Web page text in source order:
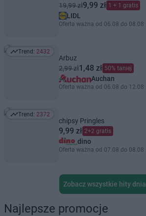
19,99 zł9,99 zł 1 + 1 gratis
LIDL
Oferta ważna od 06.08 do 08.08
Trend: 2432
Trend: 2432
Arbuz
2,99 zł1,48 zł 50% taniej
Auchan
Oferta ważna od 06.08 do 12.08
Trend: 2372
Trend: 2372
chipsy Pringles
9,99 zł 2+2 gratis
dino
Oferta ważna od 07.08 do 08.08
Zobacz wszystkie hity dnia
Najlepsze promocje